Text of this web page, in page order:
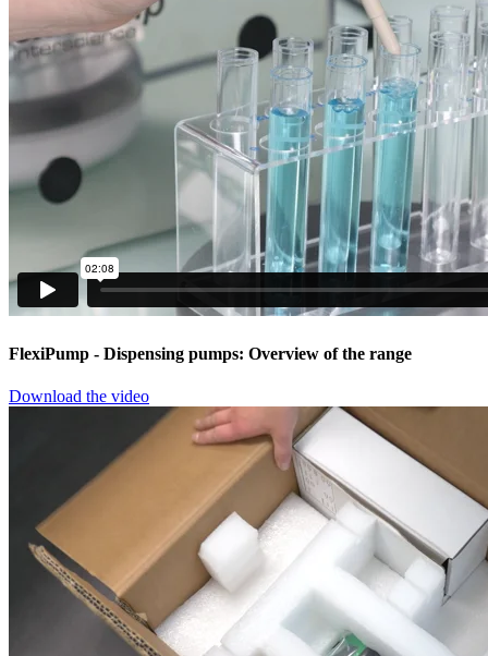
FlexiPump - Dispensing pumps: Overview of the range
Download the video